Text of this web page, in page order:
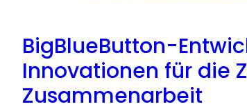
BigBlueButton-
Innovationen für die
Zusammenarbeit